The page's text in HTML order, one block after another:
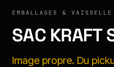
EMBALLAGES & VAISSELLE
SAC KRAFT
Image propre. Du